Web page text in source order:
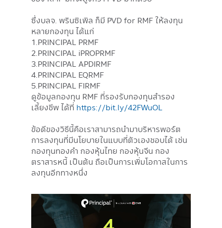
ซึ่งบลจ. พรินซิเพิล ก็มี PVD for RMF ให้ลงทุน
หลายกองทุน ได้แก่
1.PRINCIPAL PRMF
2.PRINCIPAL iPROPRMF
3.PRINCIPAL APDIRMF
4.PRINCIPAL EQRMF
5.PRINCIPAL FIRMF
ดูข้อมูลกองทุน RMF ที่รองรับกองทุนสำรอง
เลี้ยงชีพ ได้ที่ https://bit.ly/42FWuOL
ข้อดีของวิธีนี้คือเราสามารถนำมาบริหารพอร์ต
การลงทุนที่มีนโยบายในแบบที่ตัวเองชอบได้ เช่น
กองทุนทองคำ กองหุ้นไทย กองหุ้นจีน กอง
ตราสารหนี้ เป็นต้น ถือเป็นการเพิ่มโอกาสในการ
ลงทุนอีกทางหนึ่ง